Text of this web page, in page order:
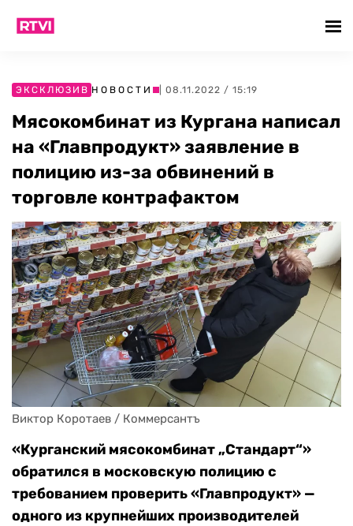
ЭКСКЛЮЗИВ НОВОСТИ | 08.11.2022 / 15:19
Мясокомбинат из Кургана написал
на «Главпродукт» заявление в
полицию из-за обвинений в
торговле контрафактом
Виктор Коротаев / Коммерсантъ
«Курганский мясокомбинат „Стандарт“»
обратился в московскую полицию с
требованием проверить«Главпродукт» —
одного из крупнейших производителей